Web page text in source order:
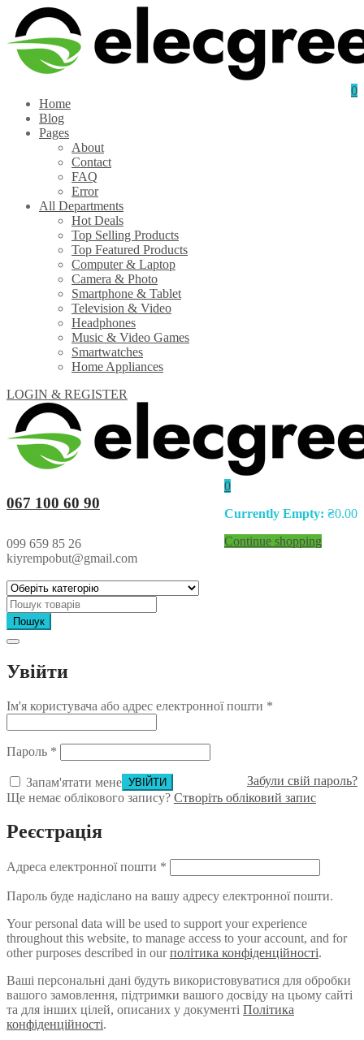
0
Home
Blog
Pages
About
Contact
FAQ
Error
All Departments
Hot Deals
Top Selling Products
Top Featured Products
Computer & Laptop
Camera & Photo
Smartphone & Tablet
Television & Video
Headphones
Music & Video Games
Smartwatches
Home Appliances
LOGIN & REGISTER
0
Currently Empty: ₴0.00
Continue shopping
067 100 60 90
099 659 85 26
kiyrempobut@gmail.com
Пошук
Увійти
Ім'я користувача або адрес електронної пошти *
Пароль *
Запам'ятати мене
Забули свій пароль?
Ще немає облікового запису? Створіть обліковий запис
Реєстрація
Адреса електронної пошти *
Пароль буде надіслано на вашу адресу електронної пошти.
Your personal data will be used to support your experience
throughout this website, to manage access to your account, and for
other purposes described in ourполітика конфіденційності.
Ваші персональні дані будуть використовуватися для обробки
вашого замовлення, підтримки вашого досвіду на цьому сайті
та для інших цілей, описаних у документі Політика
конфіденційності.